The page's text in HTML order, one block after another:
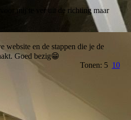
mij te ver uit de richting maar
website en de stappen die je de
Goed bezig😁
Tonen: 5 10